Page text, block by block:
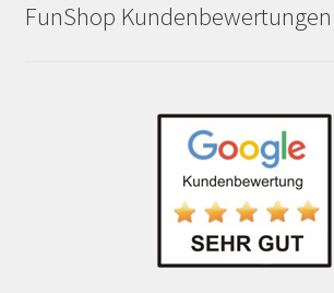
FunShop Kundenbewertungen